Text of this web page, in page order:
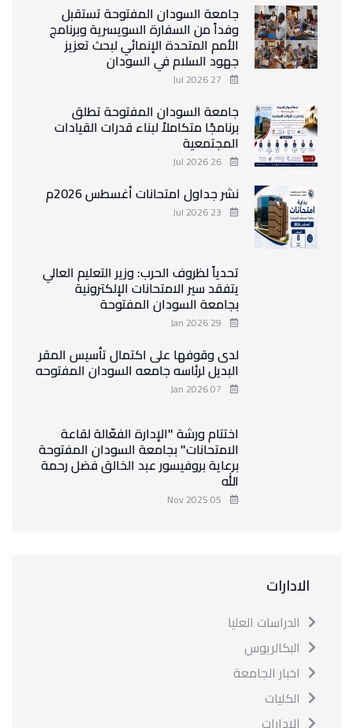
جامعة السودان المفتوحة تستقبل
وفداً من السفارة السويسرية وبرنامج
الأمم المتحدة الإنمائي لبحث تعزيز
جهود السلام في السودان
جامعة السودان المفتوحة تطلق
برنامجًا متكاملاً لبناء قدرات القيادات
المجتمعية
نشر جداول امتحانات أغسطس 2026م
تحدياً لظروف الحرب: وزير التعليم العالي
يتفقد سير الامتحانات الإلكترونية
بجامعة السودان المفتوحة
لدى وقوفها على اكتمال تأسيس المقر
البديل لرئاسه جامعه السودان المفتوحه
اختتام ورشة "الإدارة الفعّالة لقاعة
الامتحانات" بجامعة السودان المفتوحة
برعاية بروفيسور عبد الخالق فضل رحمة
الله
الادارات
الدراسات العليا
البكالريوس
اخبار الجامعة
الكليات
الادارات